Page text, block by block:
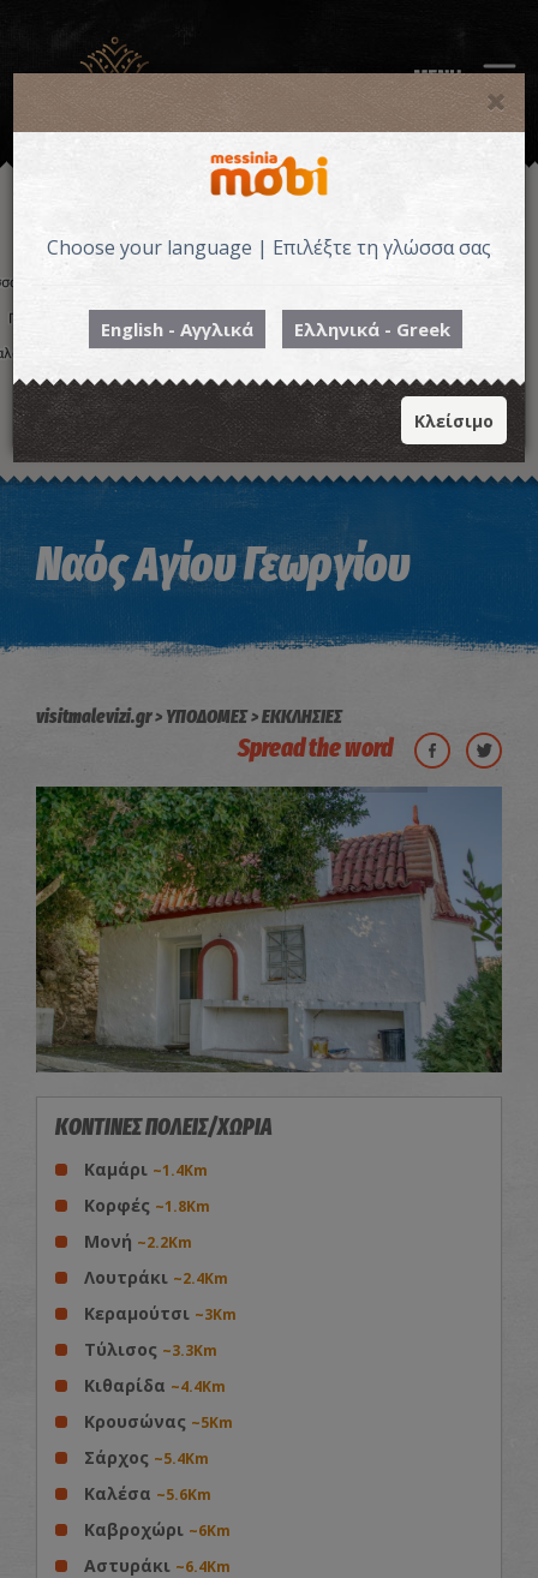
MENU
Η εικόνα ενδέχεται να υπόκειται σε πνευματικά δικαιώματα
Ναός Αγίου Γεωργίου
visitmalevizi.gr ΥΠΟΔΟΜΕΣ ΕΚΚΛΗΣΙΕΣ
Spread the word
ΚΟΝΤΙΝΕΣ ΠΟΛΕΙΣ/ΧΩΡΙΑ
Καμάρι ~1.4Km
Κορφές ~1.8Km
Μονή ~2.2Km
Λουτράκι ~2.4Km
Κεραμούτσι ~3Km
Τύλισος ~3.3Km
Κιθαρίδα ~4.4Km
Κρουσώνας ~5Km
Σάρχος ~5.4Km
Καλέσα ~5.6Km
Καβροχώρι ~6Km
Αστυράκι ~6.4Km
Choose your language | Επιλέξτε τη γλώσσα σας
English - Αγγλικά Ελληνικά - Greek
Κλείσιμο